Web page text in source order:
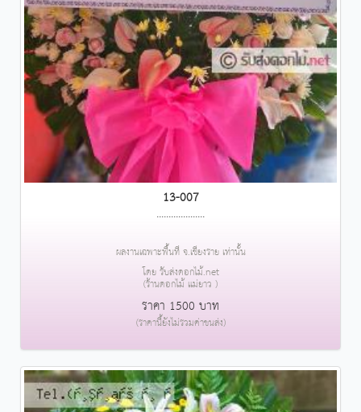
13-007
....................
ผลงานเฉพาะพื้นที่ จ.เชียงราย เท่านั้น
โดย รับส่งดอกไม้.net
(ร้านดอกไม้ แม่ยาว )
ราคา 1500 บาท
(ราคานี้ยังไม่รวมค่าขนส่ง)